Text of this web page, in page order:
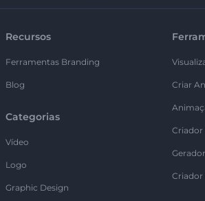
Recursos
Ferramentas Branding
Blog
Categorias
Vídeo
Logo
Graphic Design
Criar
Criador